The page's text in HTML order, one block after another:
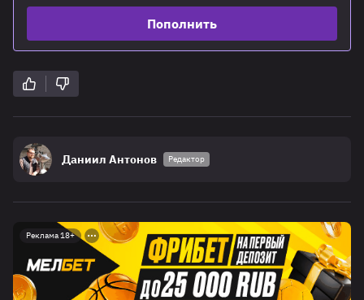
Пополнить
Даниил Антонов Редактор
Реклама 18+